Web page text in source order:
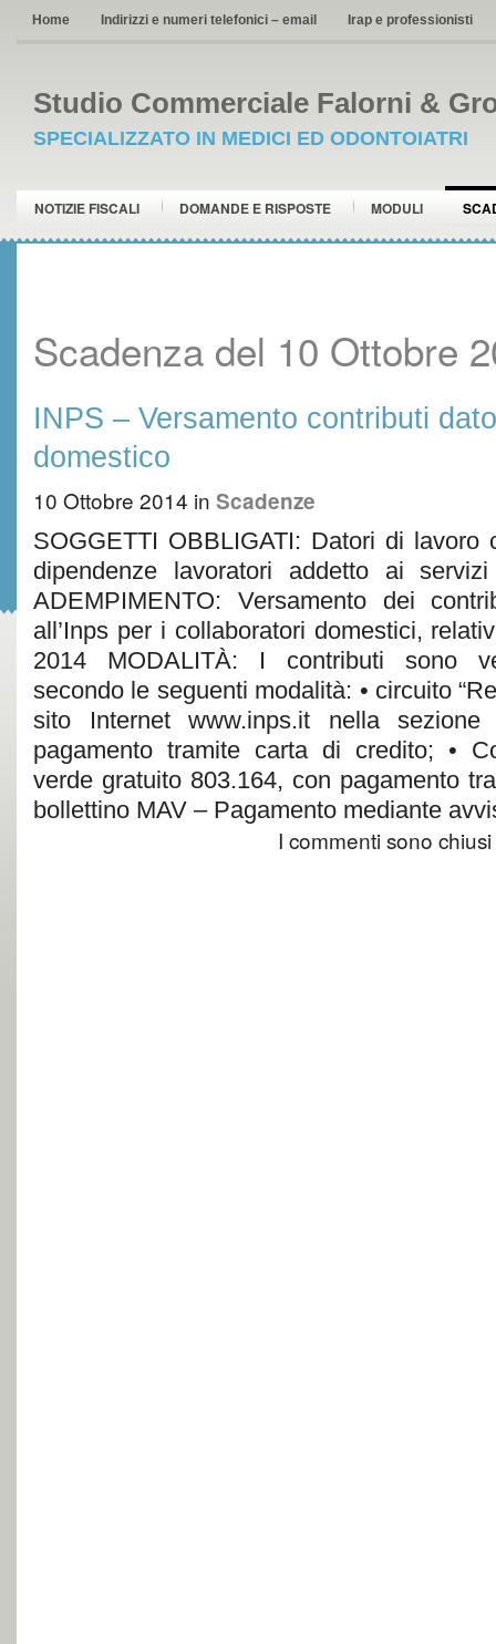
Home Indirizzi e numeri telefonici – email Irap e professionisti
Studio Commerciale Falorni &
SPECIALIZZATO IN MEDICI ED ODONTOIATRI
NOTIZIE FISCALI DOMANDE E RISPOSTE MODULI
Scadenza del 10 Ottobre
INPS – Versamento contributi
domestico
10 Ottobre 2014 in Scadenze
SOGGETTI OBBLIGATI: Datori di lavoro
dipendenze lavoratori addetto ai
ADEMPIMENTO: Versamento dei
all’Inps per i collaboratori domestici,
2014 MODALITÀ: I contributi sono
secondo le seguenti modalità: • circuito
sito Internet www.inps.it nella
pagamento tramite carta di credito; •
verde gratuito 803.164, con pagamento
bollettino MAV – Pagamento mediante
I commenti sono chiusi